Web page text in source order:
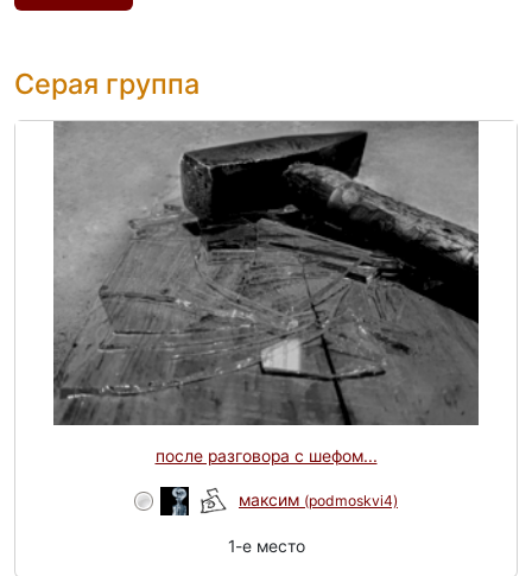
Серая группа
после разговора с шефом...
максим (podmoskvi4)
1-e место